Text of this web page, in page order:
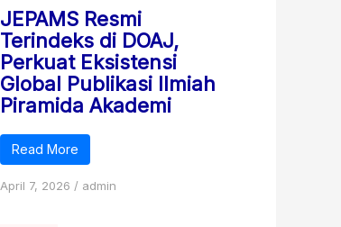
JEPAMS Resmi
Terindeks di DOAJ,
Perkuat Eksistensi
Global Publikasi Ilmiah
Piramida Akademi
Read More
April 7, 2026 / admin